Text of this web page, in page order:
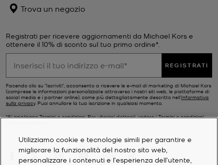
Trova un negozio
Registrati per ricevere aggiornamenti da Michael Kors e
ottenere il 10% di sconto sul tuo primo ordine*.
REGISTRATI
Facendo clic su "Iscriviti", acconsento a ricevere le e-mail di marketing di Michael Kors
(comprese le informazioni personalizzate attraverso i nostri siti web, le piattaforme di
social media e i partner online), come più dettagliatamente descritto nell’Informativa
sulla privacy. Puoi annullare la tua iscrizione in qualsiasi momento.
*Si applicano Termini e condizioni. Per ulteriori dettagli, vedere iTermini e condizioni
Utilizziamo cookie e tecnologie simili per garantire e
migliorare la funzionalità del nostro sito web,
personalizzare i contenuti e l'esperienza dell'utente,